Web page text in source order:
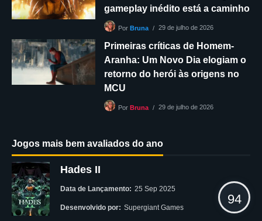
gameplay inédito está a caminho
PorBruna 29 de julho de 2026
Primeiras críticas de Homem-
Aranha: Um Novo Dia elogiam o
retorno do herói às origens no
MCU
PorBruna 29 de julho de 2026
Jogos mais bem avaliados do ano
Hades II
Data de Lançamento: 25 Sep 2025
Desenvolvido por: Supergiant Games
94